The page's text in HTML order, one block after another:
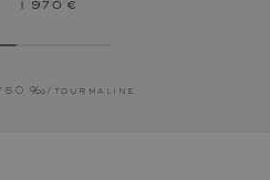
1 970 €
‰ / tourmaline